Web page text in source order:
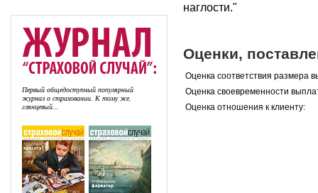
Первый общедоступный популярный
журнал о страховании. К тому же,
глянцевый...
наглости."
Оценки,
Оценка соответствия размера
Оценка своевременности
Оценка отношения к клиенту: